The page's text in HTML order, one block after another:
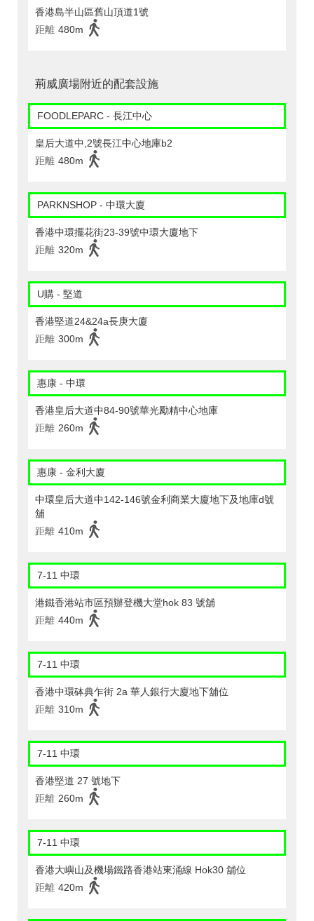
香港島半山區舊山頂道1號
距離 480m
荊威廣場附近的配套設施
FOODLEPARC - 長江中心
皇后大道中,2號長江中心地庫b2
距離 480m
PARKNSHOP - 中環大廈
香港中環擺花街23-39號中環大廈地下
距離 320m
U購 - 堅道
香港堅道24&24a長庚大廈
距離 300m
惠康 - 中環
香港皇后大道中84-90號華光勵精中心地庫
距離 260m
惠康 - 金利大廈
中環皇后大道中142-146號金利商業大廈地下及地庫d號
舖
距離 410m
7-11 中環
港鐵香港站市區預辦登機大堂hok 83 號舖
距離 440m
7-11 中環
香港中環砵典乍街 2a 華人銀行大廈地下舖位
距離 310m
7-11 中環
香港堅道 27 號地下
距離 260m
7-11 中環
香港大嶼山及機場鐵路香港站東涌線 Hok30 舖位
距離 420m